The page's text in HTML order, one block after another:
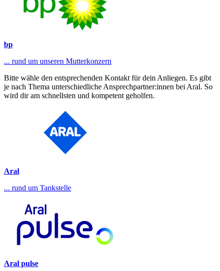
bp
... rund um unseren Mutterkonzern
Bitte wähle den entsprechenden Kontakt für dein Anliegen. Es gibt
je nach Thema unterschiedliche Ansprechpartner:innen bei Aral. So
wird dir am schnellsten und kompetent geholfen.
Aral
... rund um Tankstelle
Aral pulse